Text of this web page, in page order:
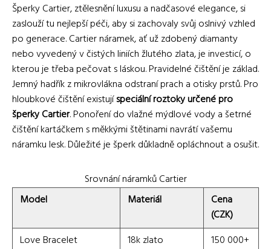
Šperky Cartier, ztělesnění luxusu a nadčasové elegance, si
zaslouží tu nejlepší péči, aby si zachovaly svůj oslnivý vzhled
po generace. Cartier náramek, ať už zdobený diamanty
nebo vyvedený v čistých liniích žlutého zlata, je investicí, o
kterou je třeba pečovat s láskou. Pravidelné čištění je základ.
Jemný hadřík z mikrovlákna odstraní prach a otisky prstů. Pro
hloubkové čištění existujíspeciální roztoky určené pro
šperky Cartier. Ponoření do vlažné mýdlové vody a šetrné
čištění kartáčkem s měkkými štětinami navrátí vašemu
náramku lesk. Důležité je šperk důkladně opláchnout a osušit.
Srovnání náramků Cartier
Model
Materiál
Cena
(CZK)
Love Bracelet
18k zlato
150 000+